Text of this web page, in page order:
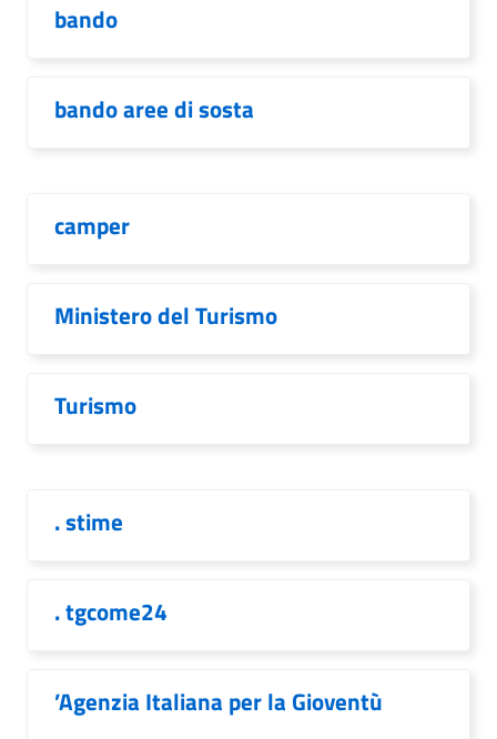
bando
bando aree di sosta
camper
Ministero del Turismo
Turismo
. stime
. tgcome24
’Agenzia Italiana per la Gioventù